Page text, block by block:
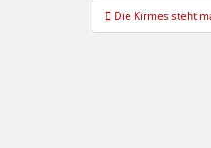
Die Kirmes steht